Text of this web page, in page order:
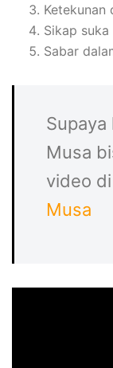
Ketekunan
Sikap
Sabar
Musa
video
Musa